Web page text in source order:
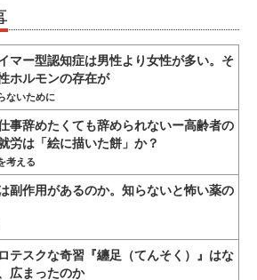
マー型認知症は男性より女性が多い。そ
ホルモンの存在が
ないために
事辞めたくても辞められないー高齢者の
労は「絵に描いた餅」か？
考える
副作用があるのか。知らないと怖い薬の
テスクな奇習『纏足（てんそく）』はな
広まったのか